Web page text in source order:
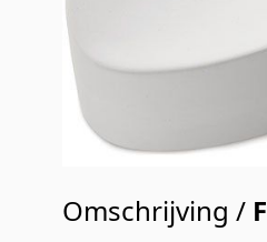
Omschrijving /